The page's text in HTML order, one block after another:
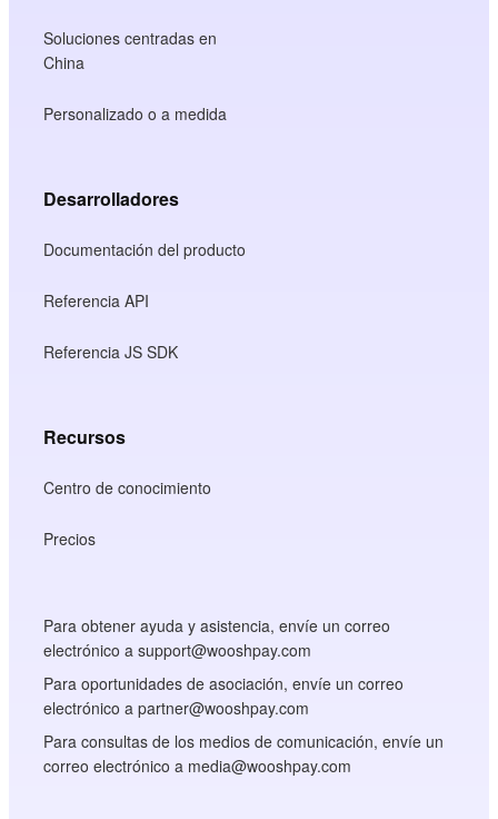
Soluciones centradas en
China
Personalizado o a medida
Desarrolladores
Documentación del producto
Referencia API
Referencia JS SDK
Recursos
Centro de conocimiento
Precios
Para obtener ayuda y asistencia, envíe un correo
electrónico a support@wooshpay.com
Para oportunidades de asociación, envíe un correo
electrónico a partner@wooshpay.com
Para consultas de los medios de comunicación, envíe un
correo electrónico a media@wooshpay.com